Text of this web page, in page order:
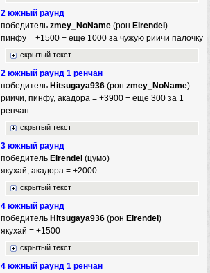
2 южный раунд
победитель zmey_NoName (рон Elrendel )
пинфу = +1500 + еще 1000 за чужую риичи палочку
скрытый текст
2 южный раунд 1 ренчан
победитель Hitsugaya936 (рон zmey_NoName)
риичи, пинфу, акадора = +3900 + еще 300 за 1
ренчан
скрытый текст
3 южный раунд
победитель Elrendel (цумо)
якухай, акадора = +2000
скрытый текст
4 южный раунд
победитель Hitsugaya936 (рон Elrendel )
якухай = +1500
скрытый текст
4 южный раунд 1 ренчан